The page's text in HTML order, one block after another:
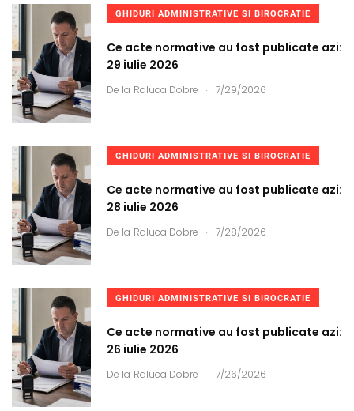
GHIDURI ADMINISTRATIVE SI BIROCRATIE
Ce acte normative au fost publicate azi:
29 iulie 2026
De la Raluca Dobre . 7/29/2026
GHIDURI ADMINISTRATIVE SI BIROCRATIE
Ce acte normative au fost publicate azi:
28 iulie 2026
De la Raluca Dobre . 7/28/2026
GHIDURI ADMINISTRATIVE SI BIROCRATIE
Ce acte normative au fost publicate azi:
26 iulie 2026
De la Raluca Dobre . 7/26/2026